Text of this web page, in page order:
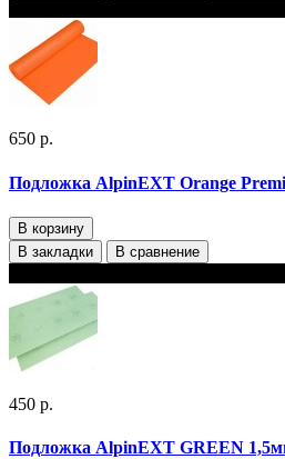
650 р.
Подложка AlpinEXT Orange
В корзину
В закладки
В сравнение
450 р.
Подложка AlpinEXT GREEN